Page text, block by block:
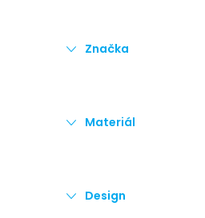
Značka
Materiál
Design